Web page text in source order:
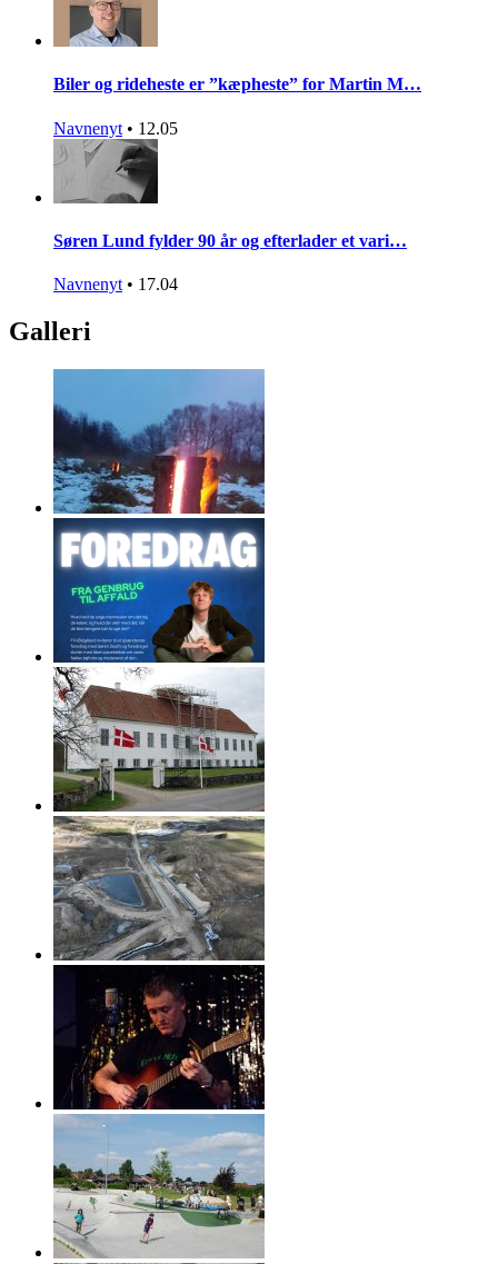
Biler og rideheste er ”kæpheste” for Martin M…
Navnenyt • 12.05
Søren Lund fylder 90 år og efterlader et vari…
Navnenyt • 17.04
Galleri